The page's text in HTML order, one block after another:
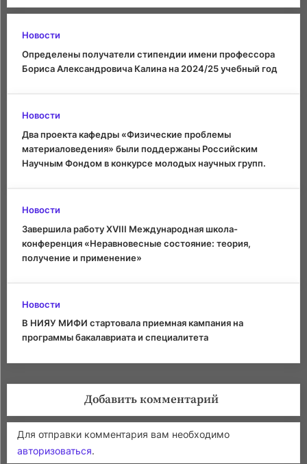
Новости
Определены получатели стипендии имени профессора
Бориса Александровича Калина на 2024/25 учебный год
Новости
Два проекта кафедры «Физические проблемы
материаловедения» были поддержаны Российским
Научным Фондом в конкурсе молодых научных групп.
Новости
Завершила работу XVIII Международная школа-
конференция «Неравновесные состояние: теория,
получение и применение»
Новости
В НИЯУ МИФИ стартовала приемная кампания на
программы бакалавриата и специалитета
Добавить комментарий
Для отправки комментария вам необходимо
авторизоваться.